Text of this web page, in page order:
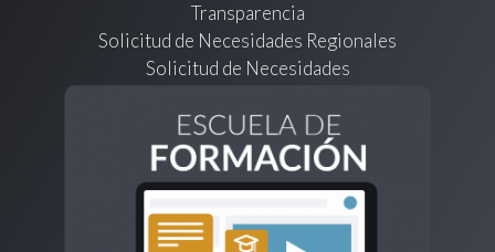
Transparencia
Solicitud de Necesidades Regionales
Solicitud de Necesidades